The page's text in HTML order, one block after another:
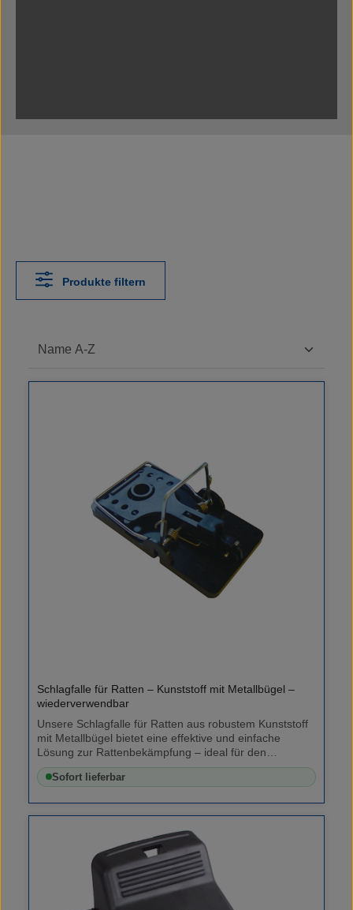
Produkte filtern
Schlagfalle für Ratten – Kunststoff mit Metallbügel –
wiederverwendbar
Unsere Schlagfalle für Ratten aus robustem Kunststoff
mit Metallbügel bietet eine effektive und einfache
Lösung zur Rattenbekämpfung – ideal für den
Hausgebrauch und professionelle Anwendungen.
Effektiv und benutzerfreundlich Klickmechanismus:
dem Tier – sicher zu entsorgen Lieferumfang 1 ×
Schlagfalle für Ratten (Kunststoff mit Metallbügel,
Farbe: schwarz)
Sofort lieferbar